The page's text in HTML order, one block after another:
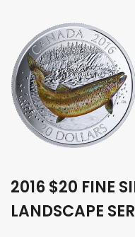
2016 $20 FINE
LANDSCAPE